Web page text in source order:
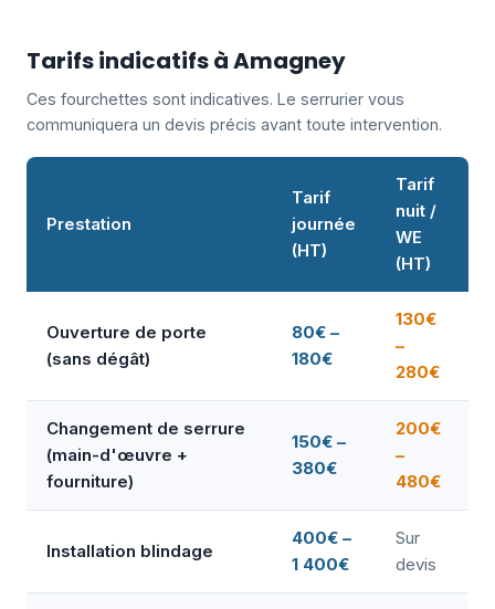
Tarifs indicatifs à Amagney
Ces fourchettes sont indicatives. Le serrurier vous
communiquera un devis précis avant toute intervention.
Prestation
Tarif
journée
(HT)
Tarif
nuit /
WE
(HT)
Ouverture de porte
(sans dégât)
80€ –
180€
130€
–
280€
Changement de serrure
(main-d'œuvre +
fourniture)
150€ –
380€
200€
–
480€
Installation blindage
400€ –
1 400€
Sur
devis